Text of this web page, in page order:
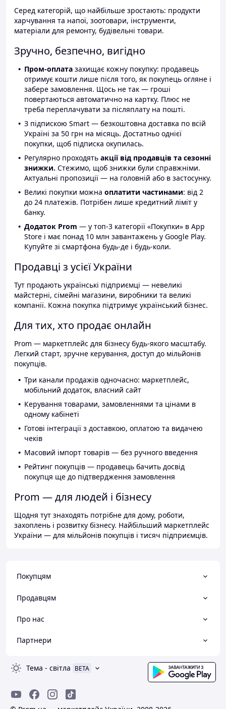
Серед категорій, що найбільше зростають: продукти
харчування та напої, зоотовари, інструменти,
матеріали для ремонту, будівельні товари.
Зручно, безпечно, вигідно
Пром-оплата захищає кожну покупку: продавець
отримує кошти лише після того, як покупець огляне і
забере замовлення. Щось не так — гроші
повертаються автоматично на картку. Плюс не
треба переплачувати за післяплату на пошті.
З підпискою Smart — безкоштовна доставка по всій
Україні за 50 грн на місяць. Достатньо однієї
покупки, щоб підписка окупилась.
Регулярно проходять акції від продавців та сезонні
знижки. Стежимо, щоб знижки були справжніми.
Актуальні пропозиції — на головній або в застосунку.
Великі покупки можна оплатити частинами: від 2
до 24 платежів. Потрібен лише кредитний ліміт у
банку.
Додаток Prom — у топ-3 категорії «Покупки» в App
Store і має понад 10 млн завантажень у Google Play.
Купуйте зі смартфона будь-де і будь-коли.
Продавці з усієї України
Тут продають українські підприємці — невеликі
майстерні, сімейні магазини, виробники та великі
компанії. Кожна покупка підтримує український бізнес.
Для тих, хто продає онлайн
Prom — маркетплейс для бізнесу будь-якого масштабу.
Легкий старт, зручне керування, доступ до мільйонів
покупців.
Три канали продажів одночасно: маркетплейс,
мобільний додаток, власний сайт
Керування товарами, замовленнями та цінами в
одному кабінеті
Готові інтеграції з доставкою, оплатою та видачею
чеків
Масовий імпорт товарів — без ручного введення
Рейтинг покупців — продавець бачить досвід
покупця ще до підтвердження замовлення
Prom — для людей і бізнесу
Щодня тут знаходять потрібне для дому, роботи,
захоплень і розвитку бізнесу. Найбільший маркетплейс
України — для мільйонів покупців і тисяч підприємців.
Покупцям
Продавцям
Про нас
Партнери
Тема - світла BETA